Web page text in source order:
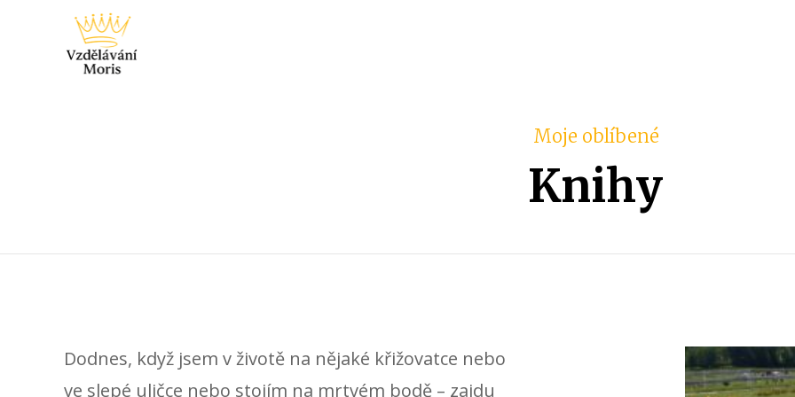
Moje oblíbené
Knihy
Dodnes, když jsem v životě na nějaké křižovatce nebo
ve slepé uličce nebo stojím na mrtvém bodě – zajdu